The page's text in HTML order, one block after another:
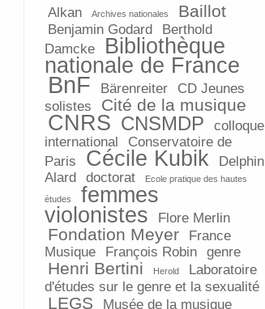
Alkan Archives nationales Baillot
Benjamin Godard
Berthold
Damcke
Bibliothèque
nationale de France
BnF Bärenreiter
CD Jeunes
solistes
Cité de la musique
CNRS CNSMDP
colloque
international
Conservatoire de
Paris
Cécile Kubik
Delphin
Alard
doctorat Ecole pratique des hautes
études
femmes
violonistes
Flore Merlin
Fondation Meyer
France
Musique
François Robin genre
Henri Bertini Herold
Laboratoire
d'études sur le genre et la sexualité
LEGS Musée de la musique